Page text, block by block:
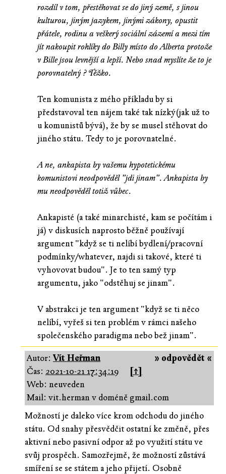
rozdíl v tom, přestěhovat se do jiný země, s jinou
kulturou, jiným jazykem, jinými zákony, opustit
přátele, rodinu a veškerý sociální zázemí a mezi tím
jít nakoupit rohlíky do Billy místo do Alberta protože
v Bille jsou levnější a lepší. Nebo snad myslíte že to je
porovnatelný ? Těžko.
Ten komunista z mého příkladu by si
představoval ten nájem také tak nízký(jak už to
u komunistů bývá), že by se musel stěhovat do
jiného státu. Tedy to je porovnatelné.
A ne, ankapista by vašemu hypotetickému
komunistovi neodpověděl "jdi jinam". Ankapista by
mu neodpověděl totiž vůbec.
Ankapisté (a také minarchisté, kam se počítám i
já) v diskusích naprosto běžně používají
argument "když se ti nelíbí bydlení/pracovní
podmínky/whatever, najdi si takové, které ti
vyhovovat budou". Je to ten samý typ
argumentu, jako "odstěhuj se jinam".
V abstrakci je ten argument "když se ti něco
nelíbí, vyřeš si ten problém v rámci našeho
společenského paradigma nebo bež jinam".
» odpovědět «
Autor:Vít Heřman
Čas: 2021-10-21 17:34:19
[↑]
Web: neuveden
Mail: vit.herman v doméně gmail.com
Možností je daleko více krom odchodu do jiného
státu. Od snahy přesvědčit ostatní ke změně, přes
aktivní nebo pasivní odpor až po využití státu ve
svůj prospěch. Samozřejmě, že možností zůstává
smíření se se státem a jeho přijetí. Osobně